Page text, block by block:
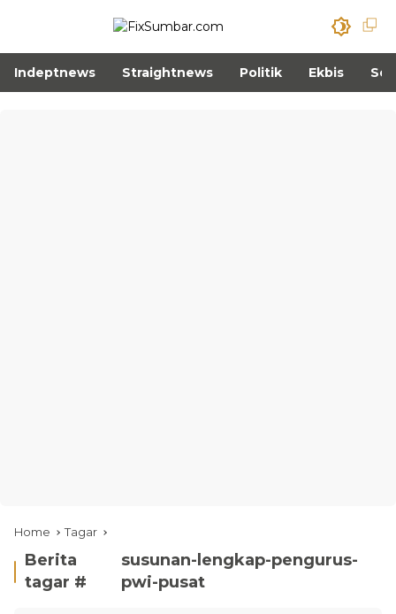
Indeptnews Straightnews Politik Ekbis
Home Tagar
Berita
tagar #
susunan-lengkap-pengurus-
pwi-pusat